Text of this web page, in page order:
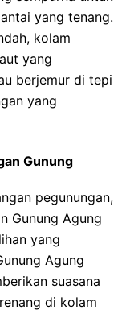
yang tenang.
kolam
yang
berjemur di tepi
yang
Gunung
pegunungan,
Gunung Agung
yang
Agung
suasana
di kolam